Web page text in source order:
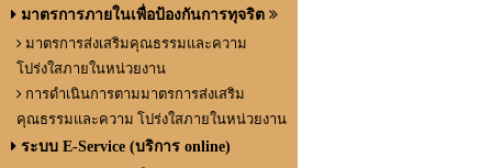
มาตรการภายในเพื่อป้องกันการทุจริต
มาตรการส่งเสริมคุณธรรมและความ
โปร่งใสภายในหน่วยงาน
การดำเนินการตามมาตรการส่งเสริม
คุณธรรมและความ โปร่งใสภายในหน่วยงาน
ระบบ E-Service (บริการ online)